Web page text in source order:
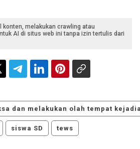
konten, melakukan crawling atau
AI di situs web ini tanpa izin tertulis dari
dan melakukan olah tempat
siswa SD tews